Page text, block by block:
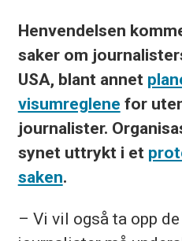
Henvendelsen
saker om
USA, blant annet
visumreglene for
journalister.
synet uttrykt i et
saken.
– Vi vil også ta opp